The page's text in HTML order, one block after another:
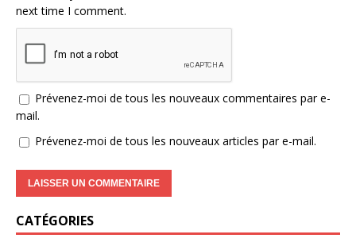
next time I comment.
Prévenez-moi de tous les nouveaux commentaires par e-
mail.
Prévenez-moi de tous les nouveaux articles par e-mail.
CATÉGORIES